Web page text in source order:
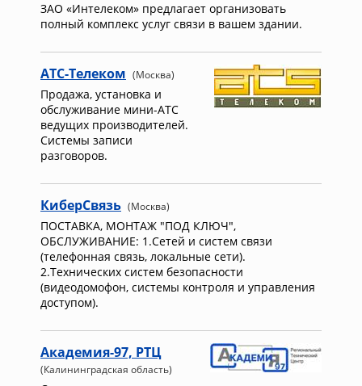
ЗАО «Интелеком» предлагает организовать
полный комплекс услуг связи в вашем здании.
АТС-Телеком (Москва)
Продажа, установка и
обслуживание мини-АТС
ведущих производителей.
Системы записи
разговоров.
КиберСвязь (Москва)
ПОСТАВКА, МОНТАЖ "ПОД КЛЮЧ",
ОБСЛУЖИВАНИЕ: 1.Сетей и систем связи
(телефонная связь, локальные сети).
2.Технических систем безопасности
(видеодомофон, системы контроля и управления
доступом).
Академия-97, РТЦ
(Калининградская область)